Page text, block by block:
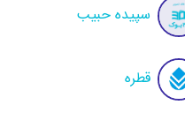
سپیده حبیب
قطره